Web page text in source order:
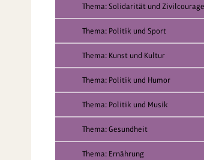
Thema: Solidarität und Zivilcourage
Thema: Politik und Sport
Thema: Kunst und Kultur
Thema: Politik und Humor
Thema: Politik und Musik
Thema: Gesundheit
Thema: Ernährung